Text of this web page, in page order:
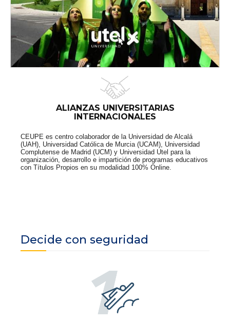
ALIANZAS UNIVERSITARIAS
INTERNACIONALES
CEUPE es centro colaborador de la Universidad de Alcalá
(UAH), Universidad Católica de Murcia (UCAM), Universidad
Complutense de Madrid (UCM) y Universidad Utel para la
organización, desarrollo e impartición de programas educativos
con Títulos Propios en su modalidad 100% Online.
Decide con seguridad